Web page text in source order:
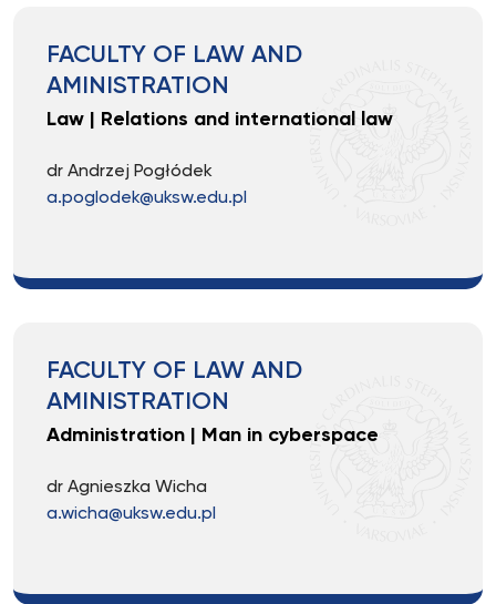
FACULTY OF LAW AND
AMINISTRATION
Law | Relations and international law
dr Andrzej Pogłódek
a.poglodek@uksw.edu.pl
FACULTY OF LAW AND
AMINISTRATION
Administration | Man in cyberspace
dr Agnieszka Wicha
a.wicha@uksw.edu.pl